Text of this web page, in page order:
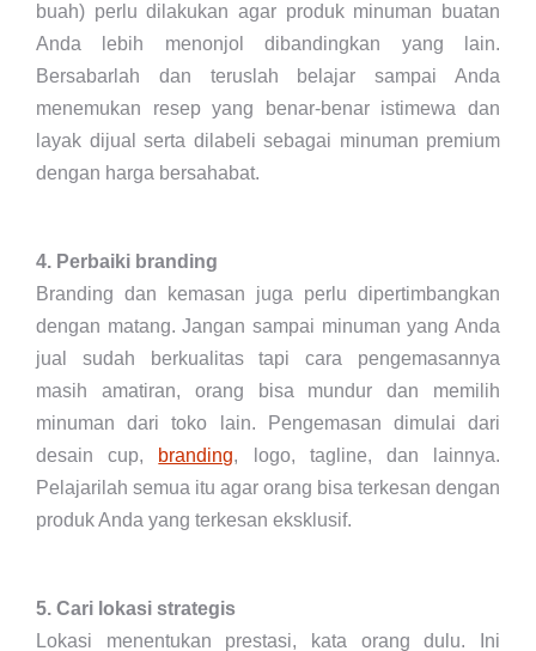
buah) perlu dilakukan agar produk minuman buatan
Anda lebih menonjol dibandingkan yang lain.
Bersabarlah dan teruslah belajar sampai Anda
menemukan resep yang benar-benar istimewa dan
layak dijual serta dilabeli sebagai minuman premium
dengan harga bersahabat.
4. Perbaiki branding
Branding dan kemasan juga perlu dipertimbangkan
dengan matang. Jangan sampai minuman yang Anda
jual sudah berkualitas tapi cara pengemasannya
masih amatiran, orang bisa mundur dan memilih
minuman dari toko lain. Pengemasan dimulai dari
desain cup, branding, logo, tagline, dan lainnya.
Pelajarilah semua itu agar orang bisa terkesan dengan
produk Anda yang terkesan eksklusif.
5. Cari lokasi strategis
Lokasi menentukan prestasi, kata orang dulu. Ini